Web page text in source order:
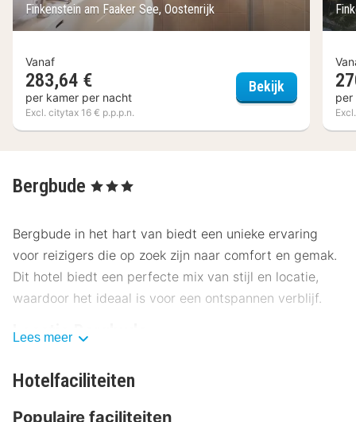
Finkenstein am Faaker See, Oostenrijk
Vanaf
283,64 €
per kamer per nacht
Excl. citytax 16 € p.p.p.n.
Bekijk Naturel
per
Bergbude , 3 Sterren
Bergbude in het hart van biedt een unieke ervaring
voor reizigers die op zoek zijn naar comfort en gemak.
Dit hotel biedt een perfecte mix van stijl en locatie,
waardoor het ideaal is voor een ontspannen verblijf.
Locatie Bergbude
van het centrum en de belangrijkste
Lees meer
Hotelfaciliteiten
Populaire faciliteiten